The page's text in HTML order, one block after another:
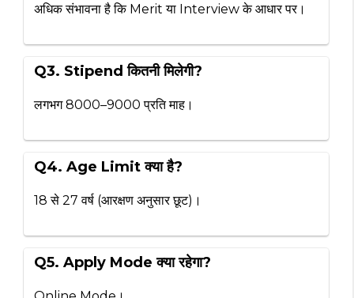
अधिक संभावना है कि Merit या Interview के आधार पर।
Q3. Stipend कितनी मिलेगी?
लगभग ₹8000–₹9000 प्रति माह।
Q4. Age Limit क्या है?
18 से 27 वर्ष (आरक्षण अनुसार छूट)।
Q5. Apply Mode क्या रहेगा?